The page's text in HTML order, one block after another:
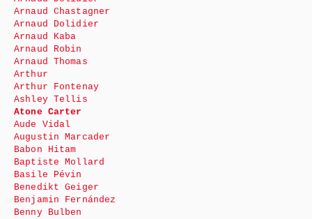
Arnaud Chastagner
Arnaud Dolidier
Arnaud Kaba
Arnaud Robin
Arnaud Thomas
Arthur
Arthur Fontenay
Ashley Tellis
Atone Carter
Aude Vidal
Augustin Marcader
Babon Hitam
Baptiste Mollard
Basile Pévin
Benedikt Geiger
Benjamin Fernández
Benny Bulben